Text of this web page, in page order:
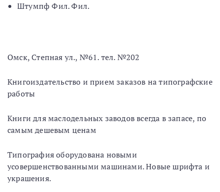
Штумпф Фил. Фил.
Омск, Степная ул., №61. тел. №202
Книгоиздательство и прием заказов на типографские
работы
Книги для маслодельных заводов всегда в запасе, по
самым дешевым ценам
Типография оборудована новыми
усовершенствованными машинами. Новые шрифта и
украшения.